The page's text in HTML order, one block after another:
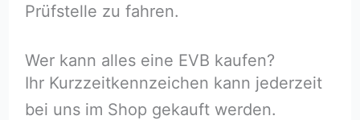
Prüfstelle zu fahren.
Wer kann alles eine EVB kaufen?
Ihr Kurzzeitkennzeichen kann jederzeit
bei uns im Shop gekauft werden.